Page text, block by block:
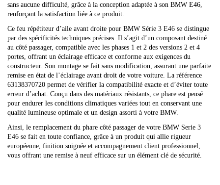
sans aucune difficulté, grâce à la conception adaptée à son BMW E46,
renforçant la satisfaction liée à ce produit.
Ce feu répétiteur d’aile avant droite pour BMW Série 3 E46 se distingue
par des spécificités techniques précises. Il s’agit d’un composant destiné
au côté passager, compatible avec les phases 1 et 2 des versions 2 et 4
portes, offrant un éclairage efficace et conforme aux exigences du
constructeur. Son montage se fait sans modification, assurant une parfaite
remise en état de l’éclairage avant droit de votre voiture. La référence
63138370720 permet de vérifier la compatibilité exacte et d’éviter toute
erreur d’achat. Conçu dans des matériaux résistants, ce phare est pensé
pour endurer les conditions climatiques variées tout en conservant une
qualité lumineuse optimale et un design assorti à votre BMW.
Ainsi, le remplacement du phare côté passager de votre BMW Serie 3
E46 se fait en toute confiance, grâce à un produit qui allie rigueur
européenne, finition soignée et accompagnement client professionnel,
vous offrant une remise à neuf efficace sur un élément clé de sécurité.